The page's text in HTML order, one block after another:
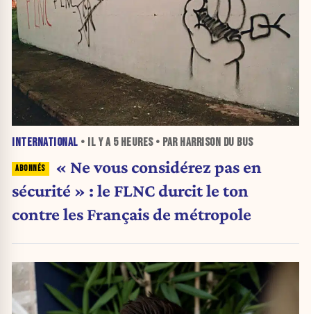
INTERNATIONAL • IL Y A 5 HEURES• PAR HARRISON DU BUS
« Ne vous considérez pas en
sécurité » : le FLNC durcit le ton
contre les Français de métropole